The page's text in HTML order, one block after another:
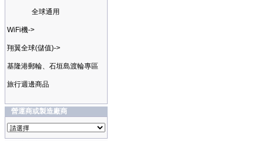
全球通用
WiFi機->
翔翼全球(儲值)->
基隆港郵輪、石垣島渡輪專區
旅行週邊商品
營運商或製造廠商